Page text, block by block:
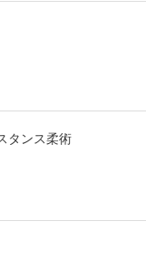
タンス柔術